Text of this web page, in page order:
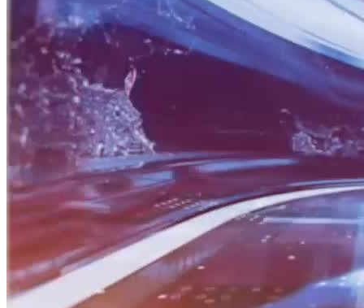
BỮA SÁNG DOANH NHÂN
Nguồn: SCTV8 - VITV
08:30 ngày 25/04/2026